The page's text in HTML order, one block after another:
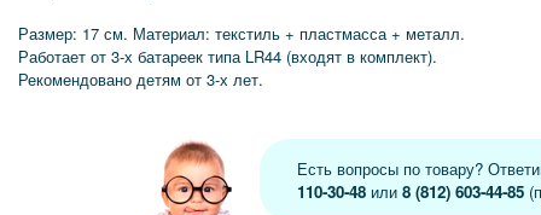
Размер: 17 см. Материал: текстиль + пластмасса + металл.
Работает от 3-х батареек типа LR44 (входят в комплект).
Рекомендовано детям от 3-х лет.
Есть вопросы по товару?
110-30-48 или8 (812) 603-44-85